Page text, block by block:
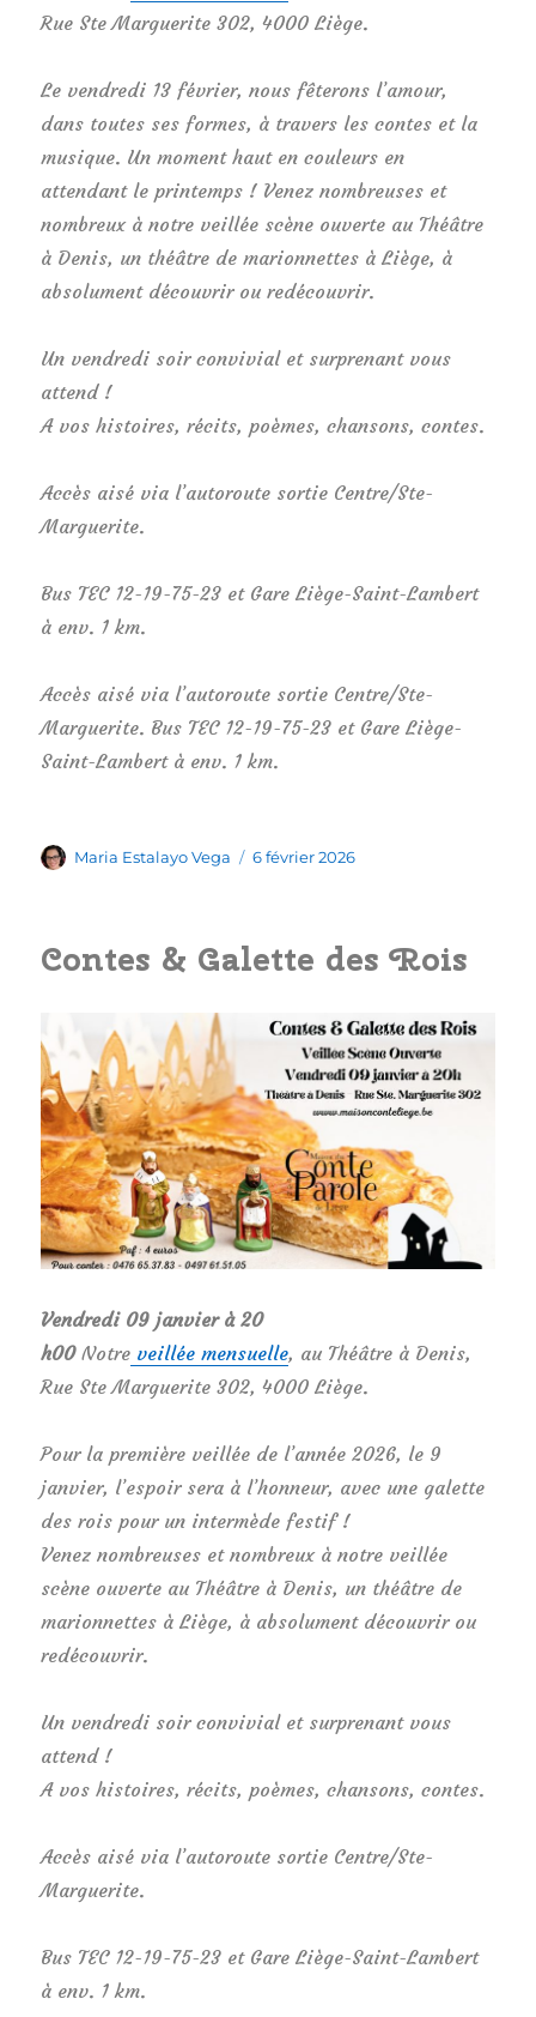
Rue Ste Marguerite 302, 4000 Liège.
Le vendredi 13 février, nous fêterons l’amour,
dans toutes ses formes, à travers les contes et la
musique. Un moment haut en couleurs en
attendant le printemps ! Venez nombreuses et
nombreux à notre veillée scène ouverte au Théâtre
à Denis, un théâtre de marionnettes à Liège, à
absolument découvrir ou redécouvrir.
Un vendredi soir convivial et surprenant vous
attend !
A vos histoires, récits, poèmes, chansons, contes.
Accès aisé via l’autoroute sortie Centre/Ste-
Marguerite.
Bus TEC 12-19-75-23 et Gare Liège-Saint-Lambert
à env. 1 km.
Accès aisé via l’autoroute sortie Centre/Ste-
Marguerite. Bus TEC 12-19-75-23 et Gare Liège-
Saint-Lambert à env. 1 km.
Auteur
Maria Estalayo Vega
Publié
6 février 2026
Contes & Galette des Rois
Vendredi 09 janvier à 20
h00Notre veillée mensuelle, au Théâtre à Denis,
Rue Ste Marguerite 302, 4000 Liège.
Pour la première veillée de l’année 2026, le 9
janvier, l’espoir sera à l’honneur, avec une galette
des rois pour un intermède festif !
Venez nombreuses et nombreux à notre veillée
scène ouverte au Théâtre à Denis, un théâtre de
marionnettes à Liège, à absolument découvrir ou
redécouvrir.
Un vendredi soir convivial et surprenant vous
attend !
A vos histoires, récits, poèmes, chansons, contes.
Accès aisé via l’autoroute sortie Centre/Ste-
Marguerite.
Bus TEC 12-19-75-23 et Gare Liège-Saint-Lambert
à env. 1 km.